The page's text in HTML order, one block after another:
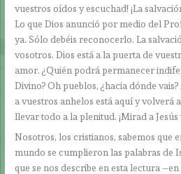
vuestros oídos y escuchad! ¡La
Lo que Dios anunció por medio del
ya. Sólo debéis reconocerlo. La
vosotros. Dios está a la puerta de
amor. ¿Quién podrá permanecer
Divino? Oh pueblos, ¿hacia dónde
a vuestros anhelos está aquí y volverá
llevar todo a la plenitud. ¡Mirad a
Nosotros, los cristianos, sabemos que
mundo se cumplieron las palabras de
que se nos describe en esta lectura